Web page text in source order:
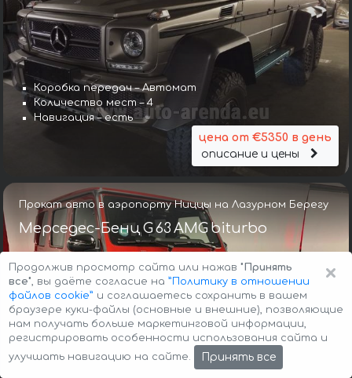
Коробка передач – Автомат
Количество мест – 4
Навигация – есть
цена от €5350 в день
описание и цены
Прокат авто в аэропорту Ниццы на Лазурном Берегу
Мерседес-Бенц G 63 AMG biturbo
Коробка передач – Автомат
×
Продолжив просмотр сайта или нажав "Принять
все", вы даёте согласие на ”Политику в отношении
файлов cookie” и соглашаетесь сохранить в вашем
браузере куки-файлы (основные и внешние), позволяющие
нам получать больше маркетинговой информации,
регистрировать особенности использования сайта и
улучшать навигацию на сайте.
Принять все